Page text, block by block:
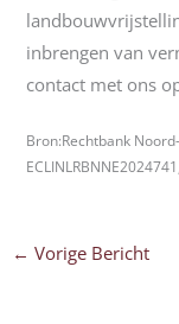
inbrengen van
contact met ons
Bron:Rechtbank
← Vorige Bericht